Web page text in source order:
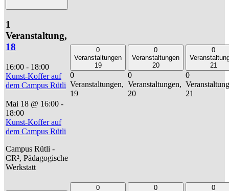
1
Veranstaltung,
18
16:00 - 18:00
Kunst-Koffer auf
dem Campus Rütli
Mai 18 @ 16:00 -
18:00
Kunst-Koffer auf
dem Campus Rütli
Campus Rütli -
CR², Pädagogische
Werkstatt
0
Veranstaltungen
19
0
Veranstaltungen,
19
0
Veranstaltungen
20
0
Veranstaltungen,
20
0
21
0
21
0
0
0